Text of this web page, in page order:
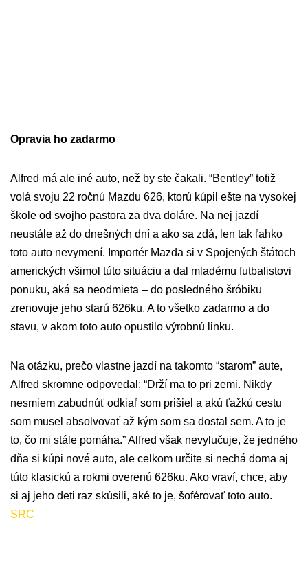
Opravia ho zadarmo
Alfred má ale iné auto, než by ste čakali. “Bentley” totiž
volá svoju 22 ročnú Mazdu 626, ktorú kúpil ešte na vysokej
škole od svojho pastora za dva doláre. Na nej jazdí
neustále až do dnešných dní a ako sa zdá, len tak ľahko
toto auto nevymení. Importér Mazda si v Spojených štátoch
amerických všimol túto situáciu a dal mladému futbalistovi
ponuku, aká sa neodmieta – do posledného šróbiku
zrenovuje jeho starú 626ku. A to všetko zadarmo a do
stavu, v akom toto auto opustilo výrobnú linku.
Na otázku, prečo vlastne jazdí na takomto “starom” aute,
Alfred skromne odpovedal: “Drží ma to pri zemi. Nikdy
nesmiem zabudnúť odkiaľ som prišiel a akú ťažkú cestu
som musel absolvovať až kým som sa dostal sem. A to je
to, čo mi stále pomáha.” Alfred však nevylučuje, že jedného
dňa si kúpi nové auto, ale celkom určite si nechá doma aj
túto klasickú a rokmi overenú 626ku. Ako vraví, chce, aby
si aj jeho deti raz skúsili, aké to je, šoférovať toto auto.
SRC